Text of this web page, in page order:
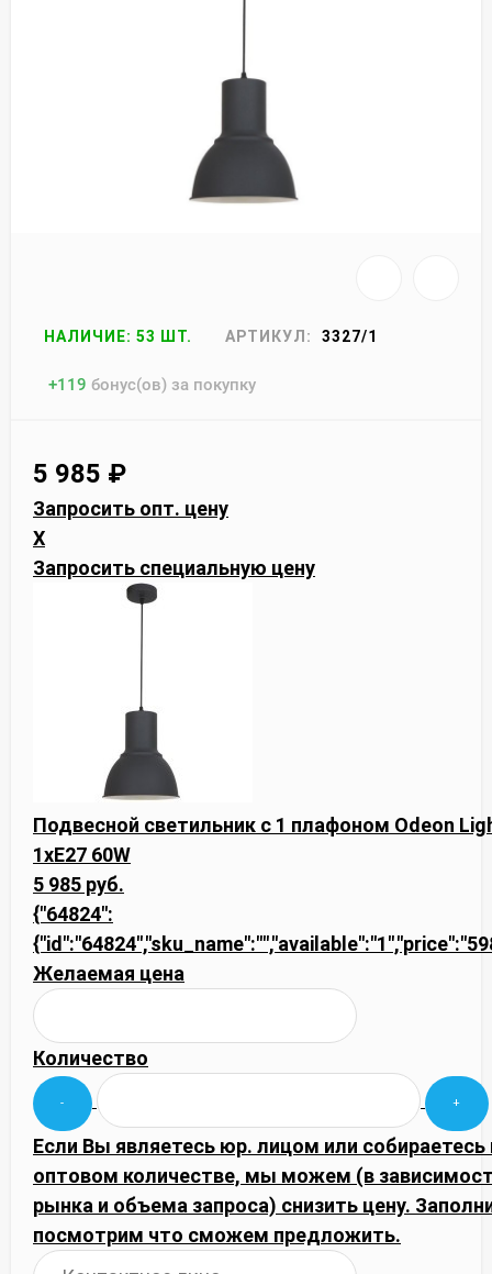
НАЛИЧИЕ: 53 ШТ. АРТИКУЛ: 3327/1
+119 бонус(ов) за покупку
5 985 ₽
Запросить опт. цену
X
Запросить специальную цену
Подвесной светильник с 1 плафоном Odeon
1xE27 60W
5 985 руб.
{"64824":
Желаемая цена
Количество
Если Вы являетесь юр. лицом или собираетесь
оптовом количестве, мы можем (в
рынка и объема запроса) снизить цену.
посмотрим что сможем предложить.